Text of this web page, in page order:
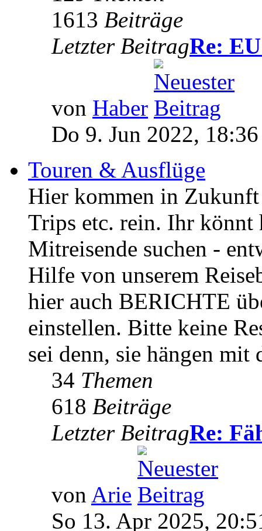
1613 Beiträge
Letzter BeitragRe:
von Haber
Do 9. Jun 2022, 18:36
Touren & Ausflüge
Hier kommen in Zukunft
Trips etc. rein. Ihr könnt
Mitreisende suchen -
Hilfe von unserem
hier auch BERICHTE
einstellen. Bitte keine
sei denn, sie hängen
34 Themen
618 Beiträge
Letzter BeitragRe:
von Arie
So 13. Apr 2025,